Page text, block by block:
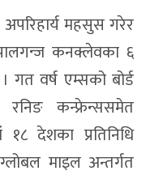
महसुस गरेर
कनक्लेवका ६
वर्ष एम्सको बोर्ड
कन्फ्रेन्ससमेत
देशका प्रतिनिधि
माइल अन्तर्गत